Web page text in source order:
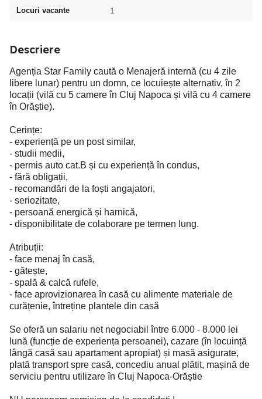
Locuri vacante 1
Descriere
Agenția Star Family caută o Menajeră internă (cu 4 zile
libere lunar) pentru un domn, ce locuiește alternativ, în 2
locații (vilă cu 5 camere în Cluj Napoca și vilă cu 4 camere
în Orăștie).
Cerințe:
- experiență pe un post similar,
- studii medii,
- permis auto cat.B și cu experiență în condus,
- fără obligații,
- recomandări de la foști angajatori,
- seriozitate,
- persoană energică și harnică,
- disponibilitate de colaborare pe termen lung.
Atribuții:
- face menaj în casă,
- gătește,
- spală & calcă rufele,
- face aprovizionarea în casă cu alimente materiale de
curățenie, întreține plantele din casă
Se oferă un salariu net negociabil între 6.000 - 8.000 lei
lună (funcție de experiența persoanei), cazare (în locuință
lângă casă sau apartament apropiat) și masă asigurate,
plată transport spre casă, concediu anual plătit, mașină de
serviciu pentru utilizare în Cluj Napoca-Orăștie